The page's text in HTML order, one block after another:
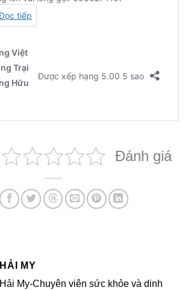
Đánh giá
HẢI MY
Hải My-Chuyên viên sức khỏe và dinh